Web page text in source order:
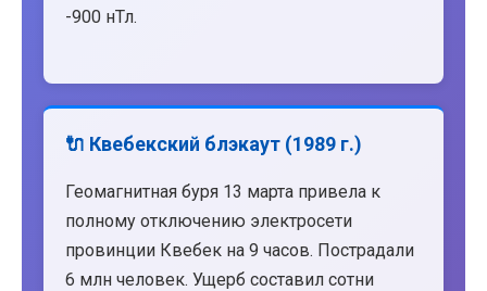
-900 нТл.
🔌 Квебекский блэкаут (1989 г.)
Геомагнитная буря 13 марта привела к
полному отключению электросети
провинции Квебек на 9 часов. Пострадали
6 млн человек. Ущерб составил сотни